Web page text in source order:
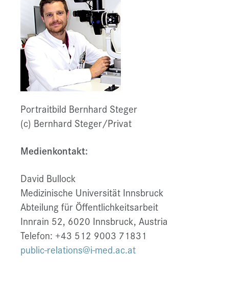
Portraitbild Bernhard Steger
(c) Bernhard Steger/Privat
Medienkontakt:
David Bullock
Medizinische Universität Innsbruck
Abteilung für Öffentlichkeitsarbeit
Innrain 52, 6020 Innsbruck, Austria
Telefon: +43 512 9003 71831
public-relations@i-med.ac.at